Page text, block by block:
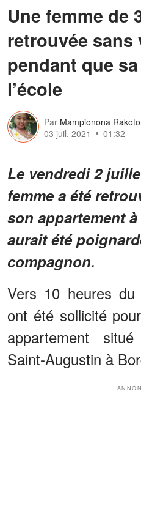
Une femme de
retrouvée sans
pendant que
l’école
Par Mampionona
03 juil. 2021
01:32
Le vendredi 2
femme a été
son appartement
aurait été
compagnon.
Vers 10 heures
ont été sollicité
appartement
Saint-Augustin à